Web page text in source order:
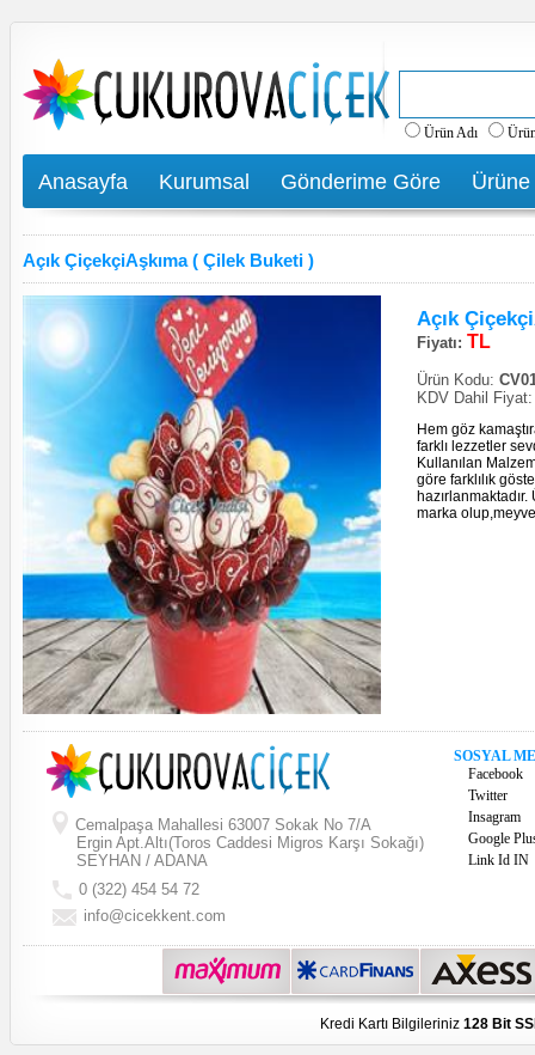
Ürün Adı
Anasayfa Kurumsal Gönderime Göre
Açık ÇiçekçiAşkıma ( Çilek Buketi )
Açık
Fiyatı: TL
Ürün Kodu:
KDV Dahil
Hem göz
farklı lezzetler
Kullanılan
göre farklılık
marka
Cemalpaşa Mahallesi 63007 Sokak No 7/A
Ergin Apt.Altı(Toros Caddesi Migros Karşı Sokağı)
SEYHAN / ADANA
0 (322) 454 54 72
info@cicekkent.com
SOSYAL
Facebook
Twitter
Insagram
Google
Link Id IN
Kredi Kartı Bilgileriniz 128 Bit